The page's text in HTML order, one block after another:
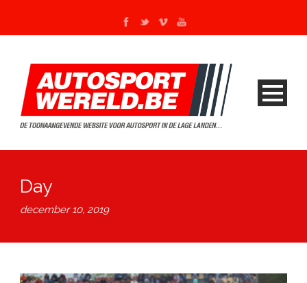
Day
december 10, 2019